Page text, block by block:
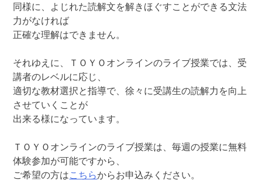
同様に、よじれた読解文を解きほぐすことができる文法
力がなければ
正確な理解はできません。
それゆえに、ＴＯＹＯオンラインのライブ授業では、受
講者のレベルに応じ、
適切な教材選択と指導で、徐々に受講生の読解力を向上
させていくことが
出来る様になっています。
ＴＯＹＯオンラインのライブ授業は、毎週の授業に無料
体験参加が可能ですから、
ご希望の方はこちらからお申込みください。